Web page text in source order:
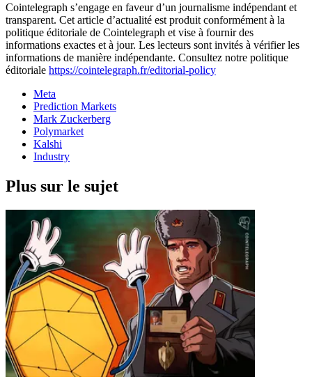
Cointelegraph s’engage en faveur d’un journalisme indépendant et
transparent. Cet article d’actualité est produit conformément à la
politique éditoriale de Cointelegraph et vise à fournir des
informations exactes et à jour. Les lecteurs sont invités à vérifier les
informations de manière indépendante. Consultez notre politique
éditoriale https://cointelegraph.fr/editorial-policy
Meta
Prediction Markets
Mark Zuckerberg
Polymarket
Kalshi
Industry
Plus sur le sujet